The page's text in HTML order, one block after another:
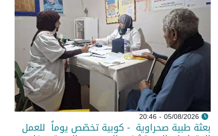
05/08/2026 - 20:46
بعثة طبية صحراوية - كوبية تخصّص يوماً للعمل